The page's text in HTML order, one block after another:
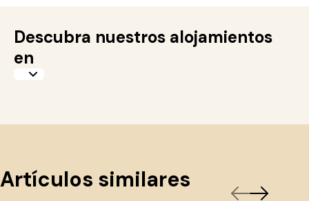
Descubra nuestros alojamientos
en
Artículos similares